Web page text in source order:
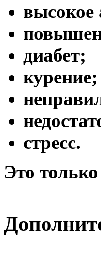
высокое
диабет;
курение;
cтресс.
Это